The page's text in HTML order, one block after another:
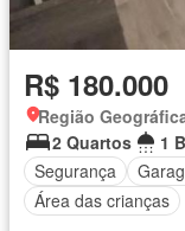
R$ 180.000
Região
2 Quartos
1
Segurança
Área das crianças